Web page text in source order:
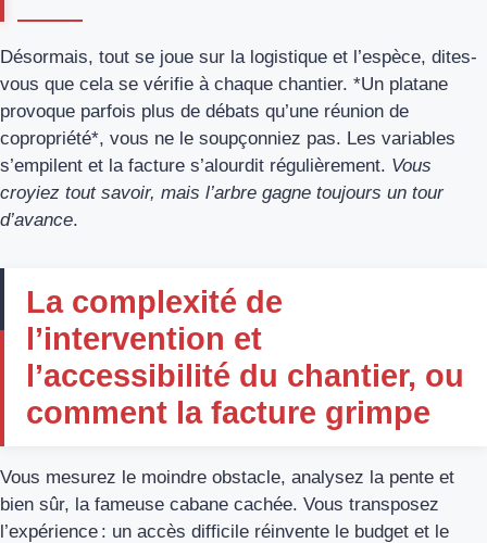
Désormais, tout se joue sur la logistique et l’espèce, dites-
vous que cela se vérifie à chaque chantier. *Un platane
provoque parfois plus de débats qu’une réunion de
copropriété*, vous ne le soupçonniez pas. Les variables
s’empilent et la facture s’alourdit régulièrement. Vous
croyiez tout savoir, mais l’arbre gagne toujours un tour
d’avance.
La complexité de
l’intervention et
l’accessibilité du chantier, ou
comment la facture grimpe
Vous mesurez le moindre obstacle, analysez la pente et
bien sûr, la fameuse cabane cachée. Vous transposez
l’expérience : un accès difficile réinvente le budget et le